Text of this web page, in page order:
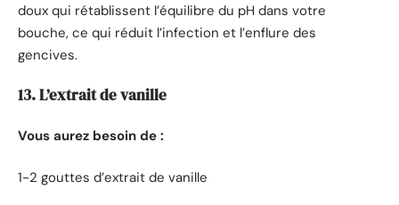
doux qui rétablissent l’équilibre du pH dans votre
bouche, ce qui réduit l’infection et l’enflure des
gencives.
13. L’extrait de vanille
Vous aurez besoin de :
1-2 gouttes d’extrait de vanille